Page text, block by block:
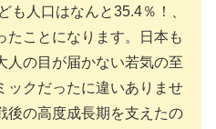
も人口はなんと35.4％！、
たことになります。日本も
人の目が届かない若気の至
ックだったに違いありませ
後の高度成長期を支えたの